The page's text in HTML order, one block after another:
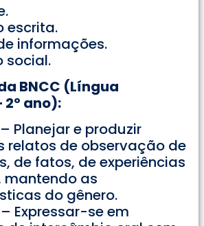
escrita.
informações.
social.
BNCC (Língua
2º ano):
– Planejar e produzir
relatos de observação de
de fatos, de experiências
mantendo as
do gênero.
– Expressar-se em